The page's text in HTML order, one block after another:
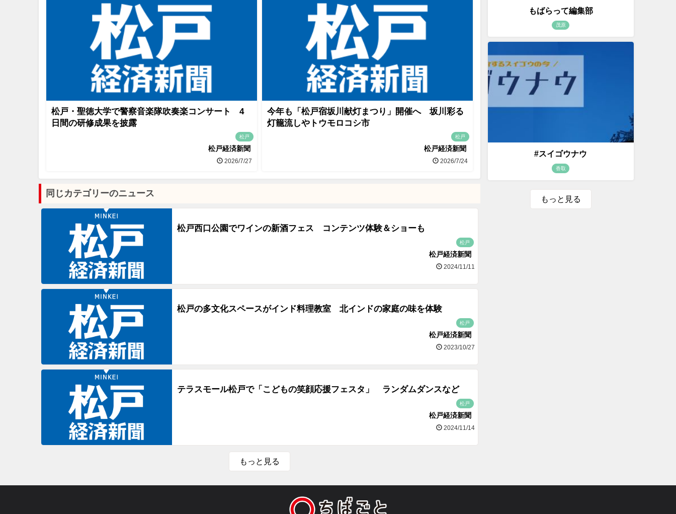
松戸・聖徳大学で警察音楽隊吹奏楽コンサート 4
日間の研修成果を披露
松戸
松戸経済新聞
2026/7/27
今年も「松戸宿坂川献灯まつり」開催へ 坂川彩る
灯籠流しやトウモロコシ市
松戸
松戸経済新聞
2026/7/24
同じカテゴリーのニュース
松戸西口公園でワインの新酒フェス コンテンツ体験＆ショーも
松戸
松戸経済新聞
2024/11/11
松戸の多文化スペースがインド料理教室 北インドの家庭の味を体験
松戸
松戸経済新聞
2023/10/27
テラスモール松戸で「こどもの笑顔応援フェスタ」 ランダムダンスなど
松戸
松戸経済新聞
2024/11/14
もっと見る
もばらって編集部
茂原
#スイゴウナウ
香取
もっと見る